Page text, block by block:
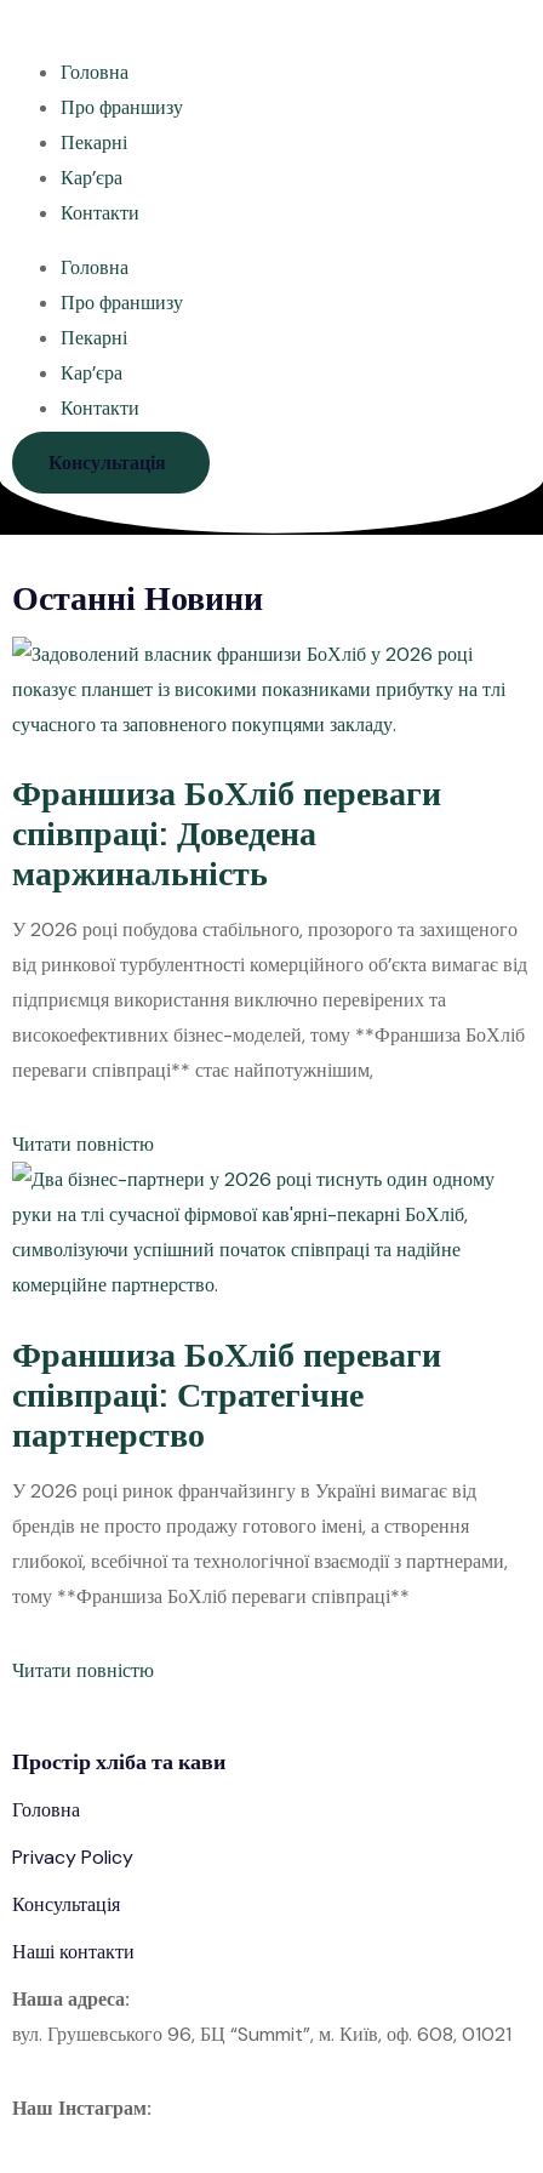
Головна
Про франшизу
Пекарні
Кар’єра
Контакти
Головна
Про франшизу
Пекарні
Кар’єра
Контакти
Консультація
Останні Новини
Франшиза БоХліб переваги
співпраці: Доведена
маржинальність
У 2026 році побудова стабільного, прозорого та захищеного
від ринкової турбулентності комерційного об’єкта вимагає від
підприємця використання виключно перевірених та
високоефективних бізнес-моделей, тому **Франшиза БоХліб
переваги співпраці** стає найпотужнішим,
Читати повністю
Франшиза БоХліб переваги
співпраці: Стратегічне
партнерство
У 2026 році ринок франчайзингу в Україні вимагає від
брендів не просто продажу готового імені, а створення
глибокої, всебічної та технологічної взаємодії з партнерами,
тому **Франшиза БоХліб переваги співпраці**
Читати повністю
Простірхлібата кави
Головна
Privacy Policy
Консультація
Наші контакти
Наша адреса:
вул. Грушевського 96, БЦ “Summit”, м. Київ, оф. 608, 01021
Наш Інстаграм: